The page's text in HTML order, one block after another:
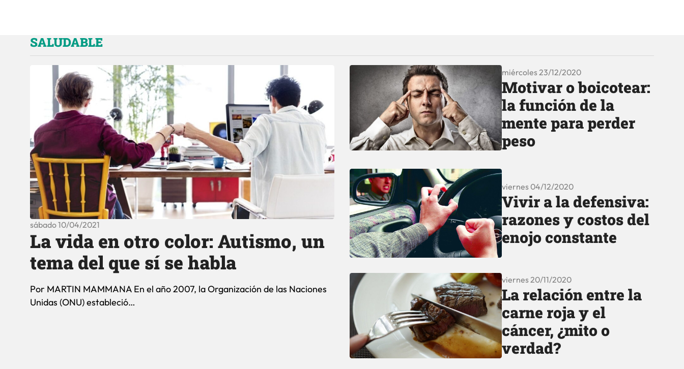
SALUDABLE
sábado 10/04/2021
La vida en otro color: Autismo, un
tema del que sí se habla
Por MARTIN MAMMANA En el año 2007, la Organización de las Naciones
Unidas (ONU) estableció…
miércoles 23/12/2020
Motivar o boicotear:
la función de la
mente para perder
peso
viernes 04/12/2020
Vivir a la defensiva:
razones y costos del
enojo constante
viernes 20/11/2020
La relación entre la
carne roja y el
cáncer, ¿mito o
verdad?